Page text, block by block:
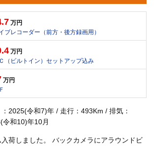
万円
ブレコーダー（前方・後方録画用）
万円
（ビルトイン）セットアップ込み
万円
2025(令和7)年 / 走行：493Km / 排気：
和10)年10月
荷しました。 バックカメラにアラウンドビ